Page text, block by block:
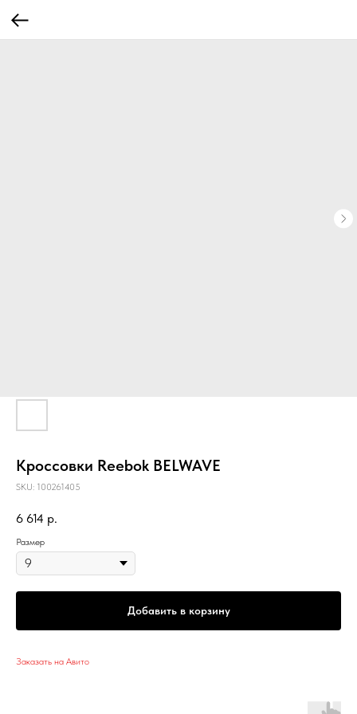
Кроссовки Reebok BELWAVE
SKU: 100261405
6 614 р.
Размер
Добавить в корзину
Заказать на Авито